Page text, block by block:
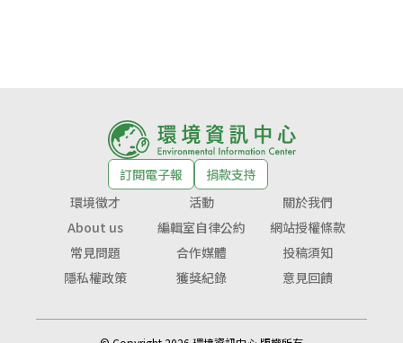
訂閱電子報
捐款支持
環境徵才
活動
關於我們
About us
編輯室自律公約
網站授權條款
常見問題
合作媒體
投稿須知
隱私權政策
獲獎紀錄 意見回饋